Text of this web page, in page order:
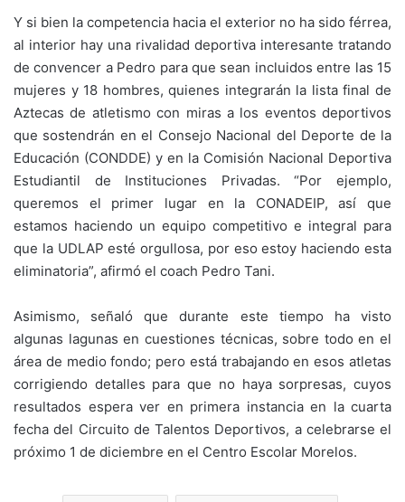
Y si bien la competencia hacia el exterior no ha sido férrea,
al interior hay una rivalidad deportiva interesante tratando
de convencer a Pedro para que sean incluidos entre las 15
mujeres y 18 hombres, quienes integrarán la lista final de
Aztecas de atletismo con miras a los eventos deportivos
que sostendrán en el Consejo Nacional del Deporte de la
Educación (CONDDE) y en la Comisión Nacional Deportiva
Estudiantil de Instituciones Privadas. “Por ejemplo,
queremos el primer lugar en la CONADEIP, así que
estamos haciendo un equipo competitivo e integral para
que la UDLAP esté orgullosa, por eso estoy haciendo esta
eliminatoria”, afirmó el coach Pedro Tani.
Asimismo, señaló que durante este tiempo ha visto
algunas lagunas en cuestiones técnicas, sobre todo en el
área de medio fondo; pero está trabajando en esos atletas
corrigiendo detalles para que no haya sorpresas, cuyos
resultados espera ver en primera instancia en la cuarta
fecha del Circuito de Talentos Deportivos, a celebrarse el
próximo 1 de diciembre en el Centro Escolar Morelos.